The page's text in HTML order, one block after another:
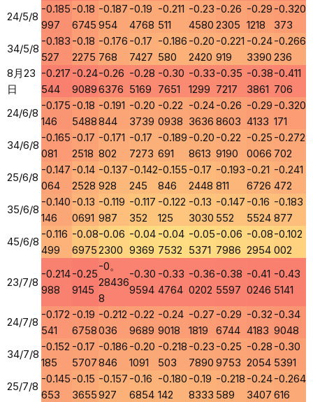
24/5/8
-0.185
997
-0.18
6745
-0.187
954
-0.19
4768
-0.211
511
-0.23
4580
-0.26
2305
-0.29
1218
-0.320
373
34/5/8
-0.183
527
-0.18
2275
-0.176
768
-0.17
7427
-0.186
580
-0.20
2420
-0.221
919
-0.24
3390
-0.266
236
8月23
日
-0.217
544
-0.24
9089
-0.26
6376
-0.28
5169
-0.30
7651
-0.33
1299
-0.35
7217
-0.38
3861
-0.411
706
24/6/8
-0.175
146
-0.18
5488
-0.191
844
-0.20
3739
-0.22
0938
-0.24
3636
-0.26
8603
-0.29
4133
-0.320
171
34/6/8
-0.165
081
-0.17
2518
-0.171
802
-0.17
7273
-0.189
691
-0.20
8613
-0.22
9190
-0.25
0066
-0.272
702
25/6/8
-0.147
064
-0.14
2528
-0.137
928
-0.142
245
-0.155
846
-0.17
2448
-0.193
811
-0.21
6726
-0.241
472
35/6/8
-0.140
146
-0.13
0691
-0.119
987
-0.117
352
-0.122
125
-0.13
3030
-0.147
552
-0.16
5524
-0.183
877
45/6/8
-0.116
499
-0.08
6975
-0.06
2300
-0.04
9369
-0.04
7532
-0.05
5371
-0.06
7986
-0.08
2954
-0.102
002
23/7/8
-0.214
988
-0.25
9145
-0。
28436
8
-0.30
9594
-0.33
4764
-0.36
0202
-0.38
5597
-0.41
0246
-0.43
5141
24/7/8
-0.172
541
-0.19
6758
-0.212
036
-0.22
9689
-0.24
9018
-0.27
1819
-0.29
6744
-0.32
4183
-0.34
9048
34/7/8
-0.152
185
-0.17
5707
-0.186
846
-0.20
1091
-0.218
503
-0.23
7890
-0.25
9753
-0.28
2054
-0.30
5391
25/7/8
-0.145
653
-0.15
3655
-0.157
927
-0.16
6854
-0.180
142
-0.19
8333
-0.218
589
-0.24
3407
-0.264
616